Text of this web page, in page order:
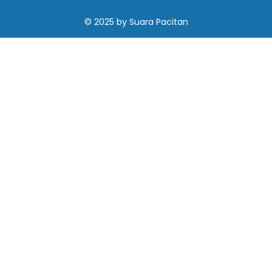
© 2025 by Suara Pacitan